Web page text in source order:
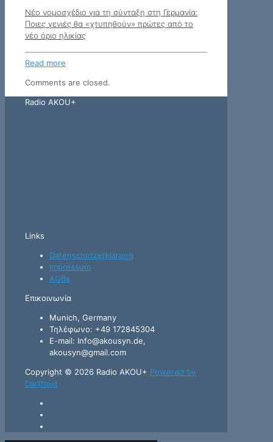
Νέο νομοσχέδιο για τη σύνταξη στη Γερμανία:
Ποιες γενιές θα «χτυπηθούν» πρώτες από το
νέο όριο ηλικίας
Read more
Comments are closed.
Radio AKOU+
Links
Datenschutzerklärung
Impressum
AGBs
Επικοινωνία
Munich, Germany
Τηλέφωνο: +49 172845304
E-mail: Info@akousyn.de,
akousyn@gmail.com
Copyright © 2026 Radio AKOU+ Powered by
Darthost